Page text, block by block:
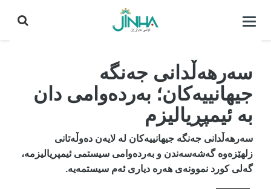
كردنه‌وه‌ی
سەرهەڵدانی جەنگە
جیهانییەکان؛ بەردەوامی دان
بە ئیمپڕیالیزم
سەرهەڵدانی جەنگە جیهانییەکان لە لایەن دەوڵەتانی
زلهێزەوە گەشەسەندن و بەردەوامی سیستمی ئیمپریالیزمە،
گەلی کورد نموونەی هەرە دیاری ئەم سیستمەیە.